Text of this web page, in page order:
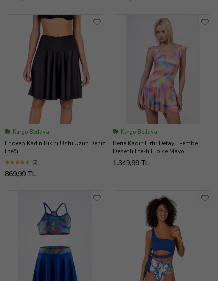
Kargo Bedava
Endeep Kadın Bikini Üstü Uzun Deniz
Eteği
(2)
869,99 TL
Kargo Bedava
Beria Kadın Fırfır Detaylı Pembe
Desenli Etekli Elbise Mayo
1.349,99 TL